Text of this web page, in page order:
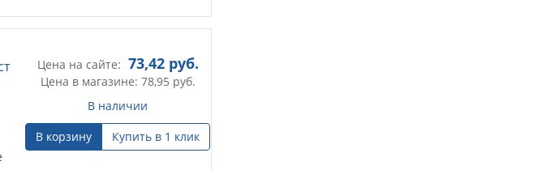
Цена на сайте: 73,42руб.
Цена в магазине: 78,95 руб.
В наличии
В корзину
Купить в 1 клик